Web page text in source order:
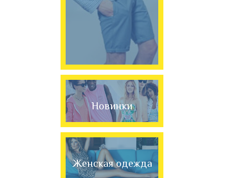
Новинки
Женская одежда